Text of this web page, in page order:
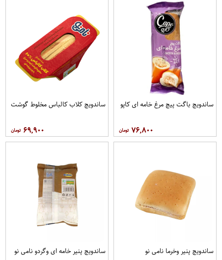
ساندویچ باگت پیچ مرغ خامه ای کاپو
۷۶,۸۰۰
ساندویچ کلاب کالباس مخلوط گوشت
۶۹,۹۰۰
ساندویچ پنیر وخرما نامی نو ساندویچ پنیر خامه ای وگردو نامی نو